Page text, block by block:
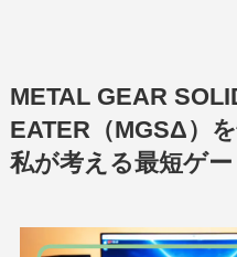
METAL GEAR
EATER（MGSΔ）
私が考える最短ゲ